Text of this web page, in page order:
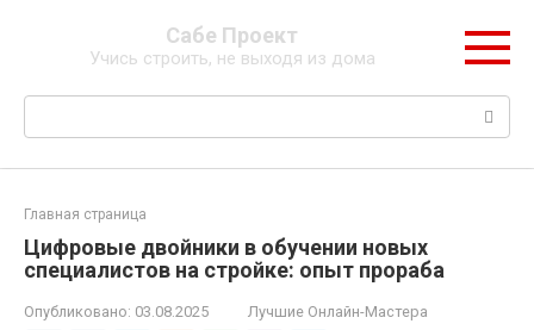
Сабе Проект
Учись строить, не выходя из дома
Поиск:
Главная страница
Цифровые двойники в обучении новых
специалистов на стройке: опыт прораба
Опубликовано: 03.08.2025 Лучшие Онлайн-Мастера